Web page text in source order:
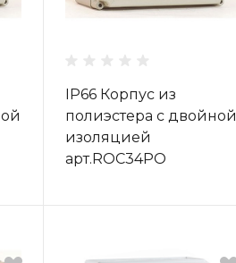
IP66 Корпус из
полиэстера с двойной
изоляцией
арт.ROC34PO